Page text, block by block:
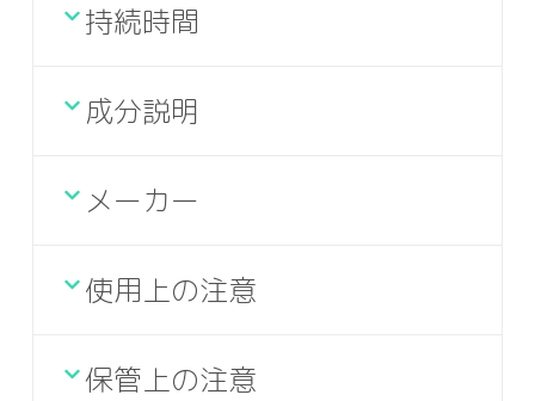
持続時間
成分説明
メーカー
使用上の注意
保管上の注意